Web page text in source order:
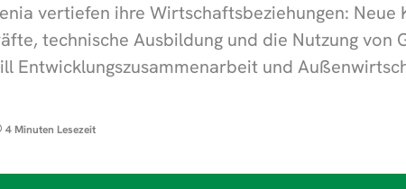
vertiefen ihre Wirtschaftsbeziehungen: Neue
technische Ausbildung und die Nutzung von
Entwicklungszusammenarbeit und
4 Minuten Lesezeit